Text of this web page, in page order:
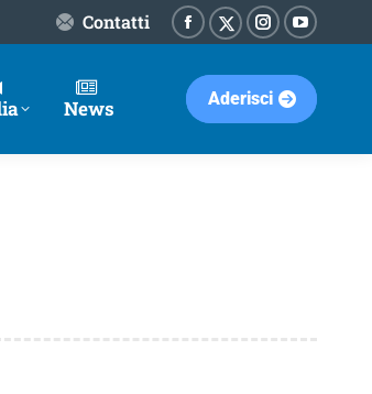
Contatti
Facebook
opens
X-
Twitter
page
Instagram
opens
YouTube
opens
News Aderisci